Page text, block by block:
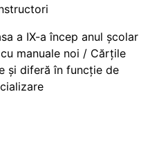
a IX-a încep anul școlar
manuale noi / Cărțile
și diferă în funcție de